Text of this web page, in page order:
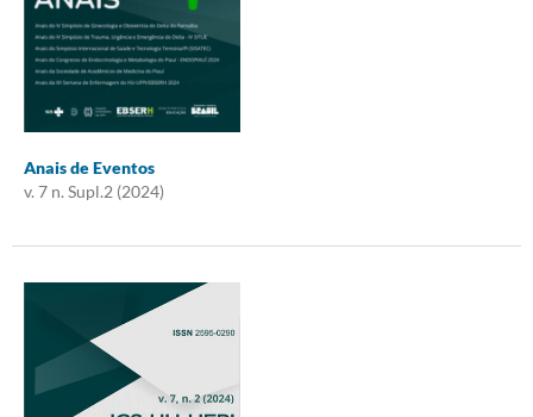
Anais de Eventos
v. 7 n. Supl.2 (2024)